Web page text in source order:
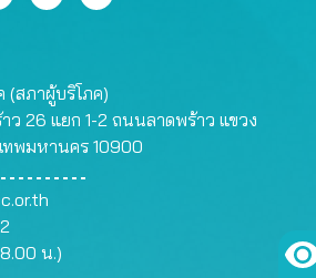
(สภาผู้บริโภค)
าว 26 แยก 1-2 ถนนลาดพร้าว แขวง
ทพมหานคร 10900
น.)